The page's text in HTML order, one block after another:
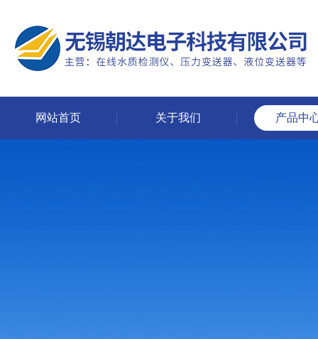
网站首页 关于我们 产品中